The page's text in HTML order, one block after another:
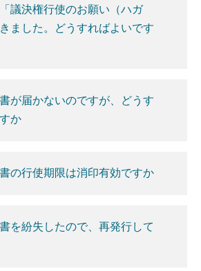
議決権行使のお願い（ハガ
ました。どうすればよいです
が届かないのですが、どうす
か
の行使期限は消印有効ですか
を紛失したので、再発行して